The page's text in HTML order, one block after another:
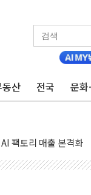
동산 전국 문화
건설연, AI 위험기상
증제도 개선 수혜 기
개발·재건축 촉진하는
감사 무마' 유병호
...4월 말 '56조원' 사상
트업 지원 프로그램